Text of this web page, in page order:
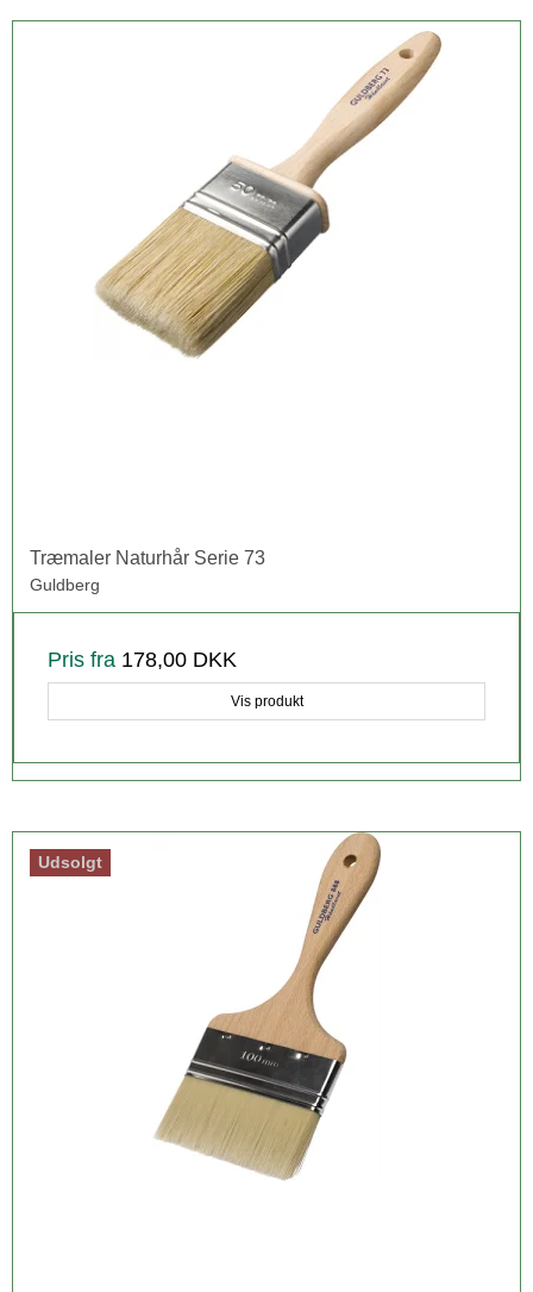
Træmaler Naturhår Serie 73
Guldberg
Pris fra 178,00 DKK
Vis produkt
Udsolgt